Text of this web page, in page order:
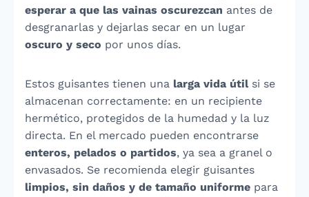
esperar a que las vainas oscurezcan antes de
desgranarlas y dejarlas secar en un lugar
oscuro y seco por unos días.
Estos guisantes tienen una larga vida útilsi se
almacenan correctamente: en un recipiente
hermético, protegidos de la humedad y la luz
directa. En el mercado pueden encontrarse
enteros, pelados o partidos, ya sea a granel o
envasados. Se recomienda elegir guisantes
limpios, sin daños y de tamaño uniforme para